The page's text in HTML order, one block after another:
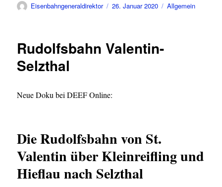
Autor
Eisenbahngeneraldirektor
Veröffentlicht
26. Januar 2020 Kategorien
Allgemein
Rudolfsbahn Valentin-
Selzthal
Neue Doku bei DEEF Online:
Die Rudolfsbahn von St.
Valentin über Kleinreifling und
Hieflau nach Selzthal